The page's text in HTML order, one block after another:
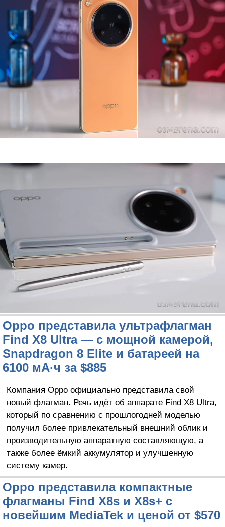
Oppo представила ультрафлагман
Find X8 Ultra — с мощной камерой,
Snapdragon 8 Elite и батареей на
6100 мА·ч за $885
Компания Oppo официально представила свой
новый флагман. Речь идёт об аппарате Find X8 Ultra,
который по сравнению с прошлогодней моделью
получил более привлекательный внешний облик и
производительную аппаратную составляющую, а
также более ёмкий аккумулятор и улучшенную
систему камер.
Oppo представила компактные
флагманы Find X8s и X8s+ с
новейшим MediaTek и ценой от $570